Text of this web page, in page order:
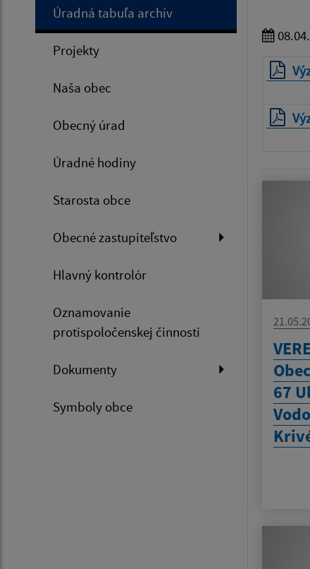
Úradná tabuľa archív
Projekty
Naša obec
Obecný úrad
Úradné hodiny
Starosta obce
Obecné zastupiteľstvo
Hlavný kontrolór
Oznamovanie
protispoločenskej činnosti
Dokumenty
Symboly obce
67